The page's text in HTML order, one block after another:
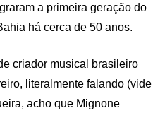
a primeira geração do
há cerca de 50 anos.
criador musical brasileiro
literalmente falando (vide
acho que Mignone